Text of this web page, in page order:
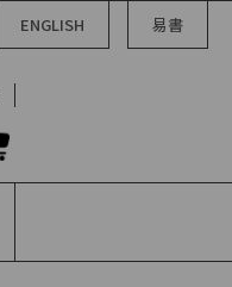
ENGLISH 易書